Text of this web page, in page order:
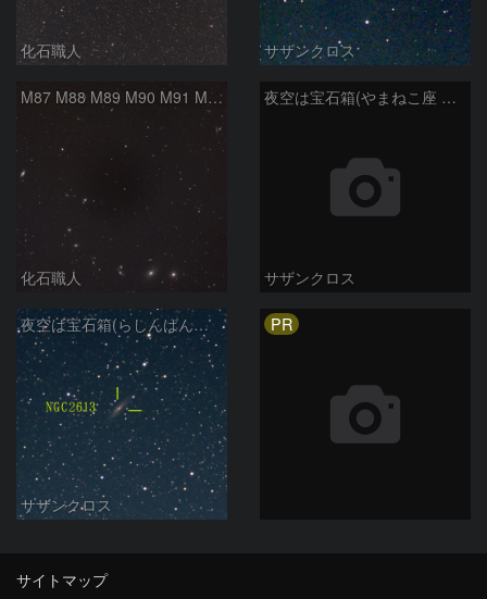
化石職人 サザンクロス
M87 M88 M89 M90 M91 M100 マルカリアンの銀河鎖 おとめ座 かみのけ座
化石職人
夜空は宝石箱(やまねこ座 NGC2683) Seestar50
サザンクロス
夜空は宝石箱(らしんばん座 NGC2613) Seestar50
サザンクロス
PR
サイトマップ